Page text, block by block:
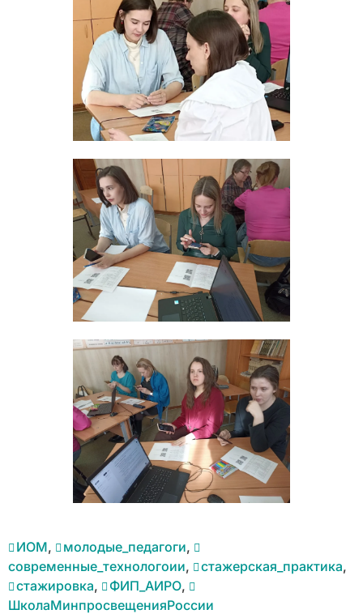
ИОМ, молодые_педагоги,
современные_технологоии, стажерская_практика,
стажировка, ФИП_АИРО,
ШколаМинпросвещенияРоссии